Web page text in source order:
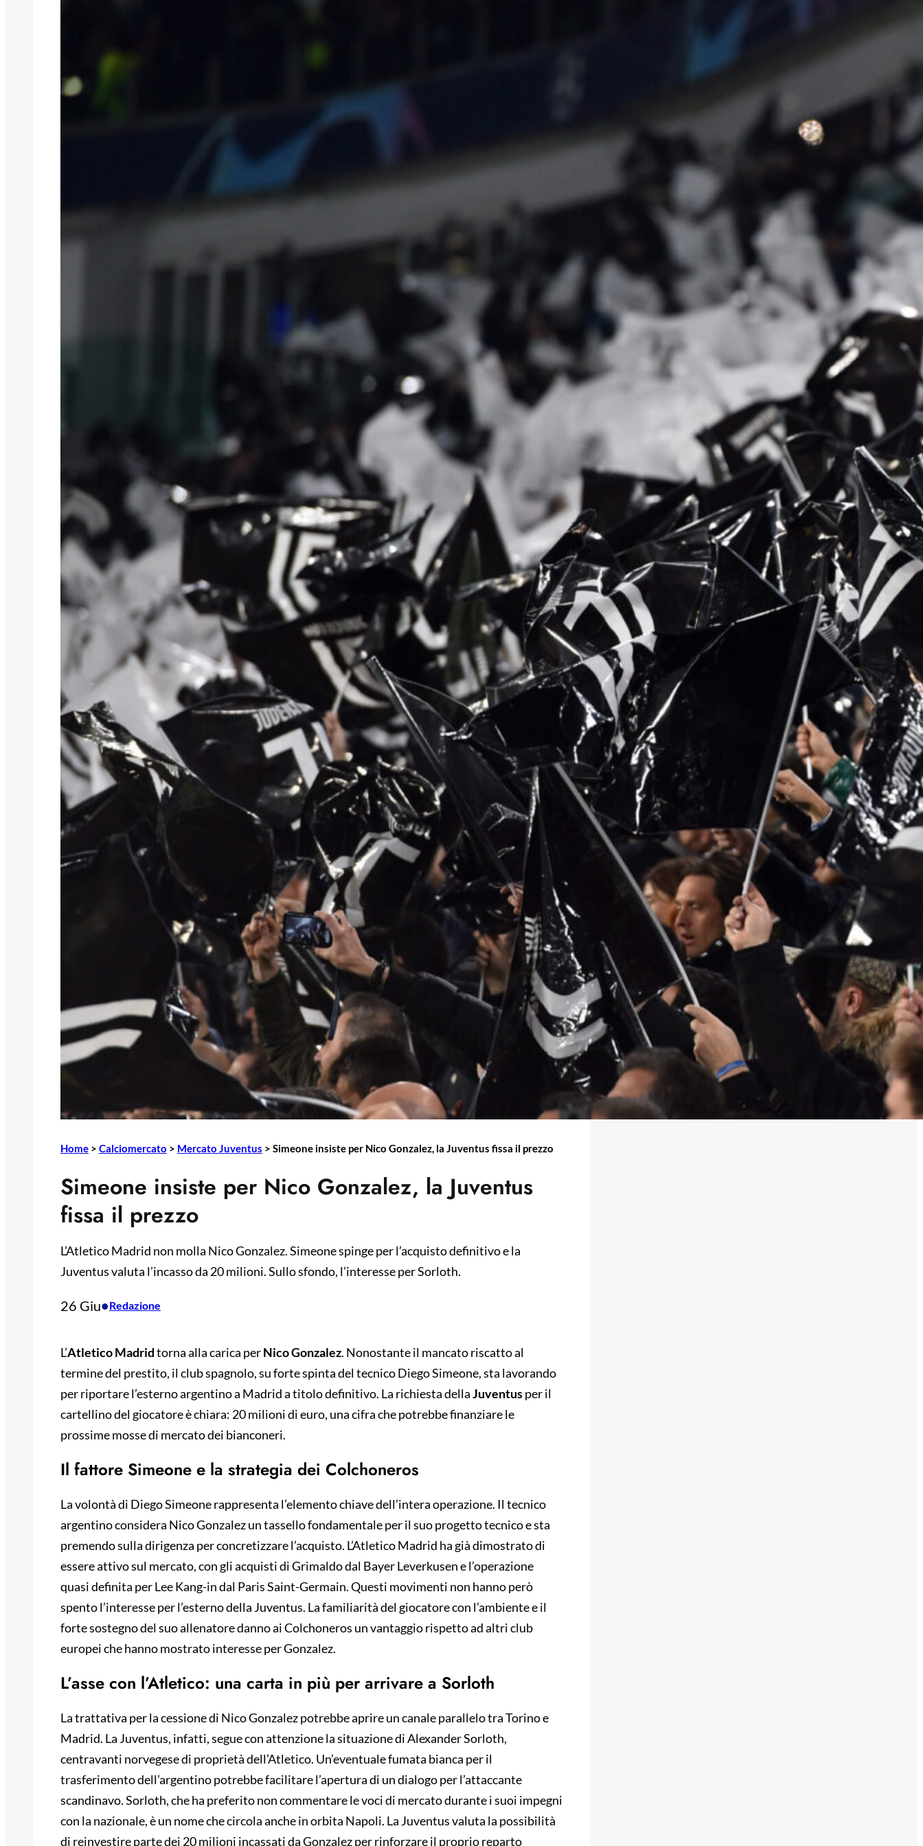
Home > Calciomercato > Mercato Juventus > Simeone insiste per Nico Gonzalez, la Juventus fissa il prezzo
Simeone insiste per Nico Gonzalez, la Juventus
fissa il prezzo
L’Atletico Madrid non molla Nico Gonzalez. Simeone spinge per l’acquisto definitivo e la
Juventus valuta l’incasso da 20 milioni. Sullo sfondo, l’interesse per Sorloth.
26 Giu•Redazione
L’Atletico Madridtorna alla carica perNico Gonzalez. Nonostante il mancato riscatto al
termine del prestito, il club spagnolo, su forte spinta del tecnico Diego Simeone, sta lavorando
per riportare l’esterno argentino a Madrid a titolo definitivo. La richiesta dellaJuventusper il
cartellino del giocatore è chiara: 20 milioni di euro, una cifra che potrebbe finanziare le
prossime mosse di mercato dei bianconeri.
Il fattore Simeone e la strategia dei Colchoneros
La volontà di Diego Simeone rappresenta l’elemento chiave dell’intera operazione. Il tecnico
argentino considera Nico Gonzalez un tassello fondamentale per il suo progetto tecnico e sta
premendo sulla dirigenza per concretizzare l’acquisto. L’Atletico Madrid ha già dimostrato di
essere attivo sul mercato, con gli acquisti di Grimaldo dal Bayer Leverkusen e l’operazione
quasi definita per Lee Kang-in dal Paris Saint-Germain. Questi movimenti non hanno però
spento l’interesse per l’esterno della Juventus. La familiarità del giocatore con l’ambiente e il
forte sostegno del suo allenatore danno ai Colchoneros un vantaggio rispetto ad altri club
europei che hanno mostrato interesse per Gonzalez.
L’asse con l’Atletico: una carta in più per arrivare a Sorloth
La trattativa per la cessione di Nico Gonzalez potrebbe aprire un canale parallelo tra Torino e
Madrid. La Juventus, infatti, segue con attenzione la situazione di Alexander Sorloth,
centravanti norvegese di proprietà dell’Atletico. Un’eventuale fumata bianca per il
trasferimento dell’argentino potrebbe facilitare l’apertura di un dialogo per l’attaccante
scandinavo. Sorloth, che ha preferito non commentare le voci di mercato durante i suoi impegni
con la nazionale, è un nome che circola anche in orbita Napoli. La Juventus valuta la possibilità
di reinvestire parte dei 20 milioni incassati da Gonzalez per rinforzare il proprio reparto
Juve, rosa da sfoltire: Massara e
Mercato Juve, intreccio Zirkzee-
David: valutazioni in corso
6 Agosto 2026